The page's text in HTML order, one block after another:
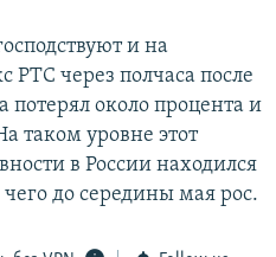
и на
через полчаса после
потерял около процента и
таком уровне этот
в России находился
чего до середины мая рос.